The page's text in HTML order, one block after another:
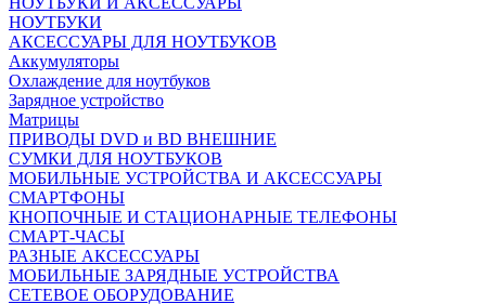
НОУТБУКИ
АКСЕССУАРЫ ДЛЯ НОУТБУКОВ
Аккумуляторы
Охлаждение для ноутбуков
Зарядное устройство
Матрицы
ПРИВОДЫ DVD и BD ВНЕШНИЕ
СУМКИ ДЛЯ НОУТБУКОВ
МОБИЛЬНЫЕ УСТРОЙСТВА И АКСЕССУАРЫ
СМАРТФОНЫ
КНОПОЧНЫЕ И СТАЦИОНАРНЫЕ ТЕЛЕФОНЫ
СМАРТ-ЧАСЫ
РАЗНЫЕ АКСЕССУАРЫ
МОБИЛЬНЫЕ ЗАРЯДНЫЕ УСТРОЙСТВА
СЕТЕВОЕ ОБОРУДОВАНИЕ